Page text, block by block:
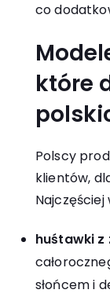
co
które
Polscy
klientów,
huśtawki z
słońcem i